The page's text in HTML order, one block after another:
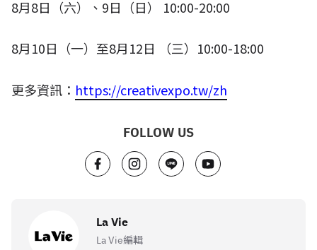
8月8日（六）、 9日（日） 10:00-20:00
8月10日（一）至8月12日 （三） 10:00-18:00
更多資訊： https://creativexpo.tw/zh
FOLLOW US
La Vie
La Vie編輯